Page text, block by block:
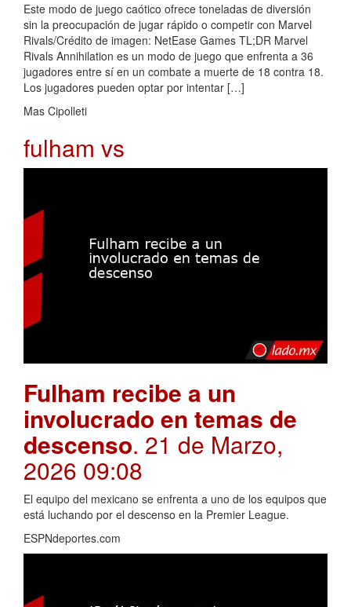
Este modo de juego caótico ofrece toneladas de diversión
sin la preocupación de jugar rápido o competir con Marvel
Rivals/Crédito de imagen: NetEase Games TL;DR Marvel
Rivals Annihilation es un modo de juego que enfrenta a 36
jugadores entre sí en un combate a muerte de 18 contra 18.
Los jugadores pueden optar por intentar […]
Mas Cipolleti
fulham vs
Fulham recibe a un
involucrado en temas de
descenso. 21 de Marzo,
2026 09:08
El equipo del mexicano se enfrenta a uno de los equipos que
está luchando por el descenso en la Premier League.
ESPNdeportes.com